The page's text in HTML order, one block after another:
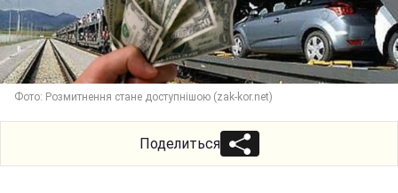
Фото: Розмитнення стане доступнішою (zak-kor.net)
Поделиться